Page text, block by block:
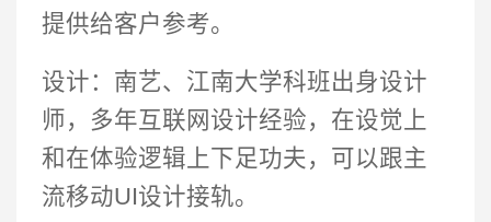
提供给客户参考。
设计：南艺、江南大学科班出身设计
师，多年互联网设计经验，在设觉上
和在体验逻辑上下足功夫，可以跟主
流移动UI设计接轨。